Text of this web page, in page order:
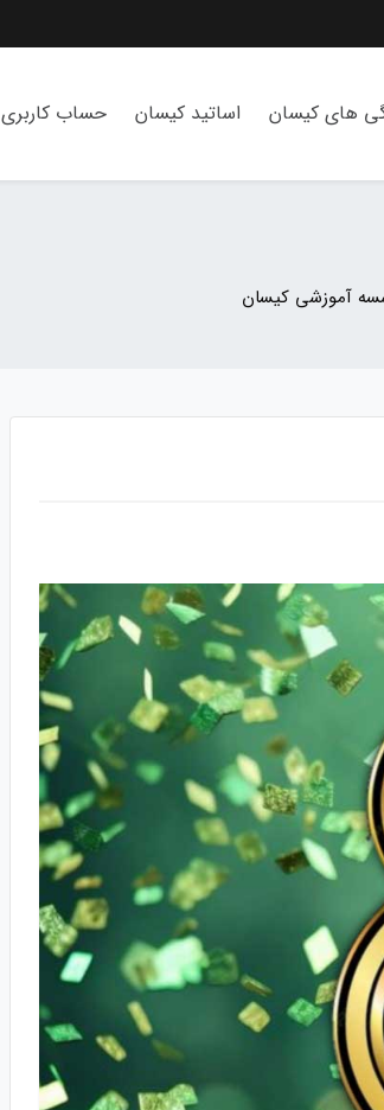
های کیسان اساتید کیسان حساب کاربری
آموزشی کیسان